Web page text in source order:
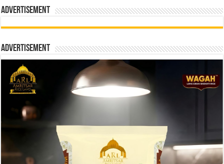
Advertisement
Advertisement